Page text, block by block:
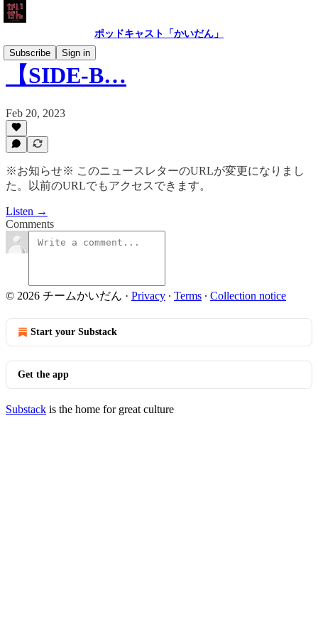
ポッドキャスト「かいだん」
Subscribe
Sign in
【SIDE-B…
Feb 20, 2023
※お知らせ※ このニュースレターのURLが変更になりまし
た。以前のURLでもアクセスできます。
Listen →
Comments
© 2026 チームかいだん · Privacy ∙ Terms ∙ Collection notice
Start your Substack
Get the app
Substack is the home for great culture